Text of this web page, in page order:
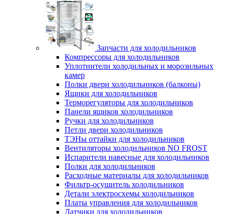
Запчасти для холодильников
Компрессоры для холодильников
Уплотнители холодильных и морозильных
камер
Полки двери холодильников (балконы)
Ящики для холодильников
Терморегуляторы для холодильников
Панели ящиков холодильников
Ручки для холодильников
Петли двери холодильников
ТЭНы оттайки для холодильников
Вентиляторы холодильников NO FROST
Испарители навесные для холодильников
Полки для холодильников
Расходные материалы для холодильников
Фильтр-осушитель холодильников
Детали электросхемы холодильников
Платы управления для холодильников
Датчики для холодильников